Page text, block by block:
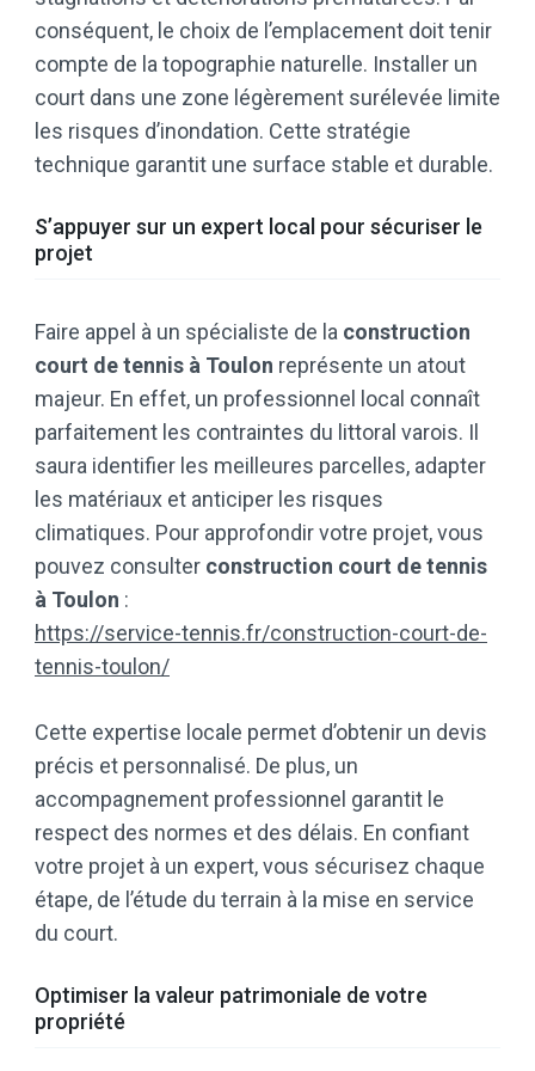
conséquent, le choix de l’emplacement doit tenir
compte de la topographie naturelle. Installer un
court dans une zone légèrement surélevée limite
les risques d’inondation. Cette stratégie
technique garantit une surface stable et durable.
S’appuyer sur un expert local pour sécuriser le
projet
Faire appel à un spécialiste de la construction
court de tennis à Toulon représente un atout
majeur. En effet, un professionnel local connaît
parfaitement les contraintes du littoral varois. Il
saura identifier les meilleures parcelles, adapter
les matériaux et anticiper les risques
climatiques. Pour approfondir votre projet, vous
pouvez consulter construction court de tennis
à Toulon :
https://service-tennis.fr/construction-court-de-
tennis-toulon/
Cette expertise locale permet d’obtenir un devis
précis et personnalisé. De plus, un
accompagnement professionnel garantit le
respect des normes et des délais. En confiant
votre projet à un expert, vous sécurisez chaque
étape, de l’étude du terrain à la mise en service
du court.
Optimiser la valeur patrimoniale de votre
propriété